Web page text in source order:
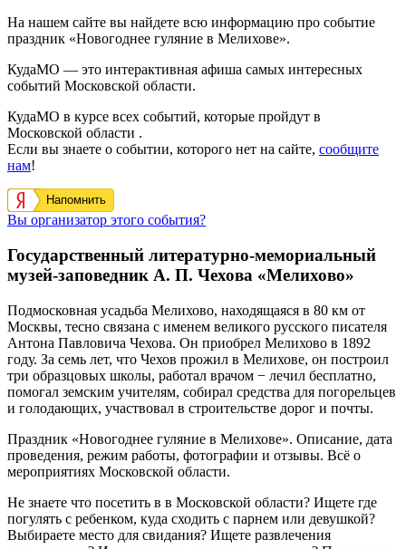
На нашем сайте вы найдете всю информацию про событие
праздник «Новогоднее гуляние в Мелихове».
КудаМО — это интерактивная афиша самых интересных
событий Московской области.
КудаМО в курсе всех событий, которые пройдут в
Московской области .
Если вы знаете о событии, которого нет на сайте, сообщите
нам!
Напомнить
Вы организатор этого события?
Государственный литературно-мемориальный
музей-заповедник А. П. Чехова «Мелихово»
Подмосковная усадьба Мелихово, находящаяся в 80 км от
Москвы, тесно связана с именем великого русского писателя
Антона Павловича Чехова. Он приобрел Мелихово в 1892
году. За семь лет, что Чехов прожил в Мелихове, он построил
три образцовых школы, работал врачом − лечил бесплатно,
помогал земским учителям, собирал средства для погорельцев
и голодающих, участвовал в строительстве дорог и почты.
Праздник «Новогоднее гуляние в Мелихове». Описание, дата
проведения, режим работы, фотографии и отзывы. Всё о
мероприятиях Московской области.
Не знаете что посетить в в Московской области? Ищете где
погулять с ребенком, куда сходить с парнем или девушкой?
Выбираете место для свидания? Ищете развлечения